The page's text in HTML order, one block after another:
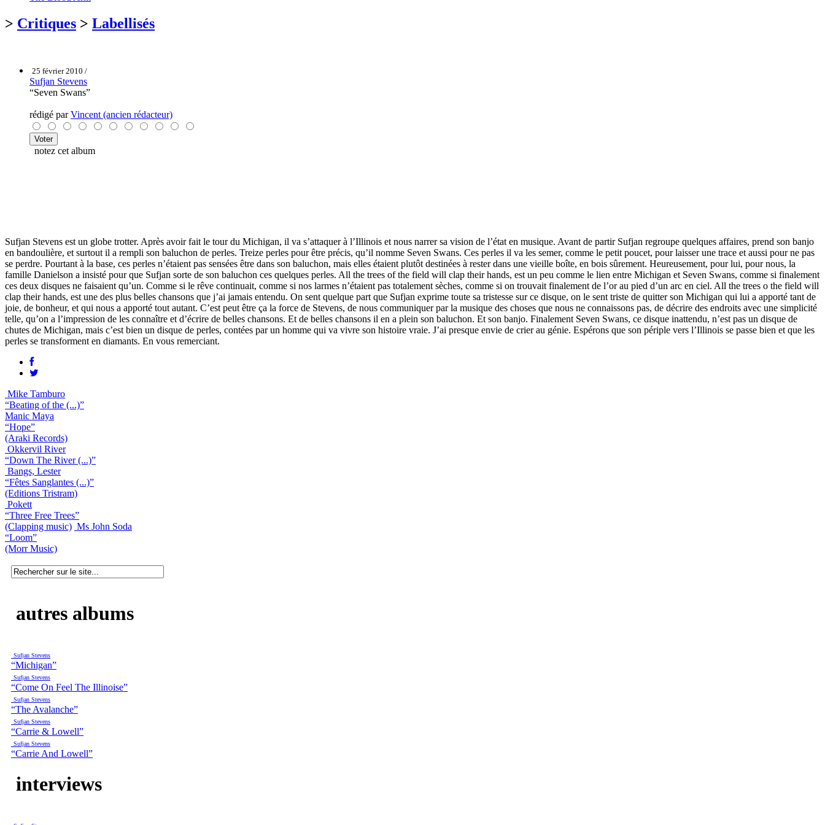
> Critiques > Labellisés
25 février 2010 /
Sufjan Stevens
“Seven Swans”
rédigé parVincent (ancien rédacteur)
notez cet album
Sufjan Stevens est un globe trotter. Après avoir fait le tour du Michigan, il va s’attaquer à l’Illinois et nous narrer sa vision de l’état en musique. Avant de partir Sufjan regroupe quelques affaires, prend son banjo
en bandoulière, et surtout il a rempli son baluchon de perles. Treize perles pour être précis, qu’il nomme Seven Swans. Ces perles il va les semer, comme le petit poucet, pour laisser une trace et aussi pour ne pas
se perdre. Pourtant à la base, ces perles n’étaient pas sensées être dans son baluchon, mais elles étaient plutôt destinées à rester dans une vieille boîte, en bois sûrement. Heureusement, pour lui, pour nous, la
famille Danielson a insisté pour que Sufjan sorte de son baluchon ces quelques perles. All the trees of the field will clap their hands, est un peu comme le lien entre Michigan et Seven Swans, comme si finalement
ces deux disques ne faisaient qu’un. Comme si le rêve continuait, comme si nos larmes n’étaient pas totalement sèches, comme si on trouvait finalement de l’or au pied d’un arc en ciel. All the trees o the field will
clap their hands, est une des plus belles chansons que j’ai jamais entendu. On sent quelque part que Sufjan exprime toute sa tristesse sur ce disque, on le sent triste de quitter son Michigan qui lui a apporté tant de
joie, de bonheur, et qui nous a apporté tout autant. C’est peut être ça la force de Stevens, de nous communiquer par la musique des choses que nous ne connaissons pas, de décrire des endroits avec une simplicité
telle, qu’on a l’impression de les connaître et d’écrire de belles chansons. Et de belles chansons il en a plein son baluchon. Et son banjo. Finalement Seven Swans, ce disque inattendu, n’est pas un disque de
chutes de Michigan, mais c’est bien un disque de perles, contées par un homme qui va vivre son histoire vraie. J’ai presque envie de crier au génie. Espérons que son périple vers l’Illinois se passe bien et que les
perles se transforment en diamants. En vous remerciant.
Mike Tamburo
“Beating of the (...)”
Manic Maya
“Hope”
(Araki Records)
Okkervil River
“Down The River (...)”
Bangs, Lester
“Fêtes Sanglantes (...)”
(Editions Tristram)
Pokett
“Three Free Trees”
(Clapping music) Ms John Soda
“Loom”
(Morr Music)
autres albums
Sufjan Stevens
“Michigan”
Sufjan Stevens
“Come On Feel The Illinoise”
Sufjan Stevens
“The Avalanche”
Sufjan Stevens
“Carrie & Lowell”
Sufjan Stevens
“Carrie And Lowell”
interviews